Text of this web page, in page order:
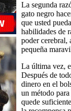
La segunda
gato negro
que usted
habilidades de
poder cerebral,
pequeña
La última vez,
Después de
dinero en el
un método
quede